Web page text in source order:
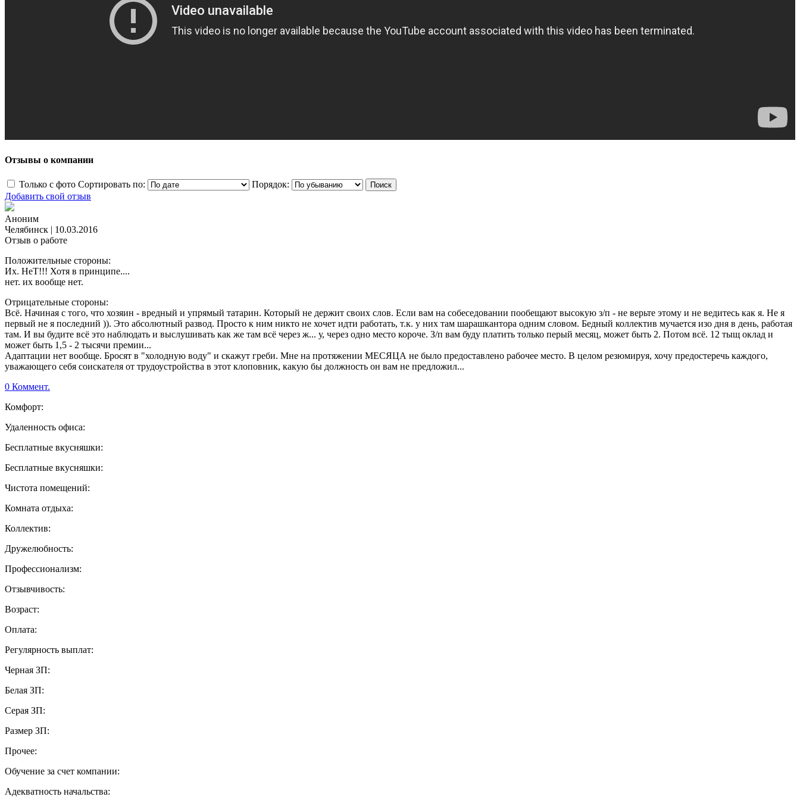
Отзывы о компании
Только с фото Сортировать по:
Порядок:
Добавить свой отзыв
Аноним
Челябинск | 10.03.2016
Отзыв о работе
Положительные стороны:
Их. НеТ!!! Хотя в принципе....
нет. их вообще нет.
Отрицательные стороны:
Всё. Начиная с того, что хозяин - вредный и упрямый татарин. Который не держит своих слов. Если вам на собеседовании пообещают высокую з/п - не верьте этому и не ведитесь как я. Не я
первый не я последний )). Это абсолютный развод. Просто к ним никто не хочет идти работать, т.к. у них там шарашкантора одним словом. Бедный коллектив мучается изо дня в день, работая
там. И вы будите всё это наблюдать и выслушивать как же там всё через ж... у, через одно место короче. З/п вам буду платить только перый месяц, может быть 2. Потом всё. 12 тыщ оклад и
может быть 1,5 - 2 тысячи премии...
Адаптации нет вообще. Бросят в "холодную воду" и скажут греби. Мне на протяжении МЕСЯЦА не было предоставлено рабочее место. В целом резюмируя, хочу предостеречь каждого,
уважающего себя соискателя от трудоустройства в этот клоповник, какую бы должность он вам не предложил...
0 Коммент.
Комфорт:
Удаленность офиса:
Бесплатные вкусняшки:
Бесплатные вкусняшки:
Чистота помещений:
Комната отдыха:
Коллектив:
Дружелюбность:
Профессионализм:
Отзывчивость:
Возраст:
Оплата:
Регулярность выплат:
Черная ЗП:
Белая ЗП:
Серая ЗП:
Размер ЗП:
Прочее:
Обучение за счет компании:
Адекватность начальства: